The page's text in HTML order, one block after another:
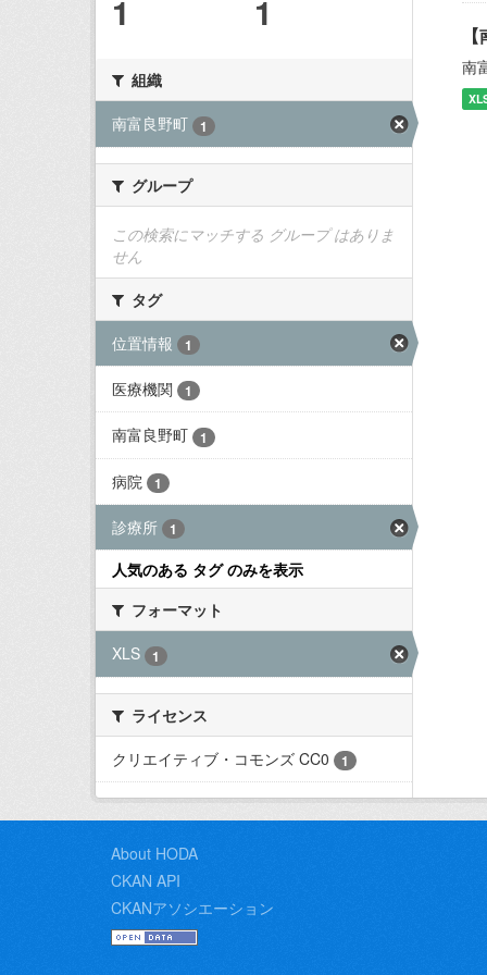
1 1
組織
南富良野町
1
グループ
この検索にマッチする グループ はありま
せん
タグ
位置情報
1
医療機関 1
南富良野町 1
病院 1
診療所 1
人気のある タグ のみを表示
フォーマット
XLS
1
ライセンス
クリエイティブ・コモンズ CC0
1
南
About HODA
CKAN API
CKANアソシエーション